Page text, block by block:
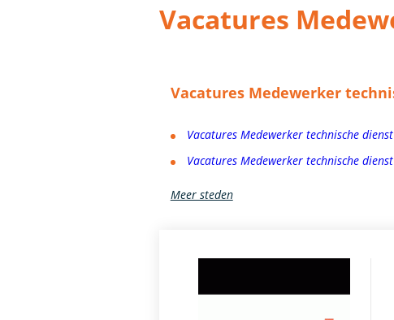
Vacatures
Vacatures Medewerker
Vacatures Medewerker technische
Vacatures Medewerker technische
Meer steden